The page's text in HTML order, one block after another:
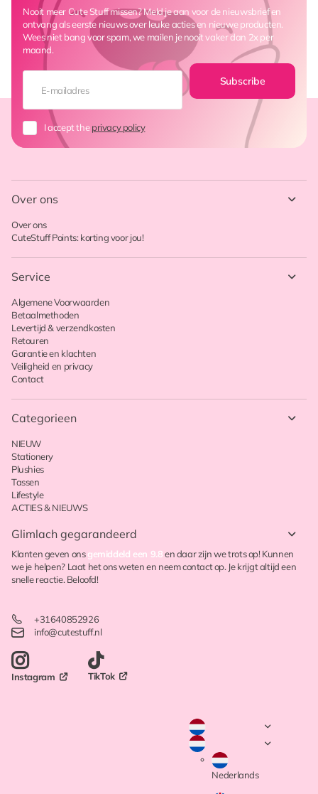
Nooit meer Cute Stuff missen? Meld je aan voor de nieuwsbrief en
ontvang als eerste nieuws over leuke acties en nieuwe producten.
Wees niet bang voor spam, we mailen je nooit vaker dan 2x per
maand.
Subscribe
I accept theprivacy policy
Over ons
Over ons
CuteStuff Points: korting voor jou!
Service
Algemene Voorwaarden
Betaalmethoden
Levertijd & verzendkosten
Retouren
Garantie en klachten
Veiligheid en privacy
Contact
Categorieen
NIEUW
Stationery
Plushies
Tassen
Lifestyle
ACTIES & NIEUWS
Glimlach gegarandeerd
Klanten geven onsgemiddeld een 9.8en daar zijn we trots op! Kunnen
we je helpen? Laat het ons weten en neem contact op. Je krijgt altijd een
snelle reactie. Beloofd!
+31640852926
info@cutestuff.nl
Instagram TikTok
Nederlands